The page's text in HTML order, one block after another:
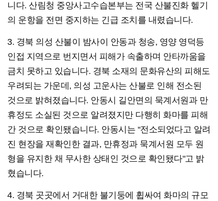
니다. 산림청 중앙사고수습본부는 전국 산불진화 헬기
의 운항을 전면 중지하는 긴급 조치를 내렸습니다.
3. 경북 의성 산불이 밤사이 안동과 청송, 영양 영덕등
인접 지역으로 번지면서 피해가 속출하며 안타까움을
금치 못하고 있습니다. 경북 소재의 문화유산의 피해도
우려되는 가운데, 의성 고운사는 산불로 인해 전소된
것으로 밝혀졌습니다. 안동시 길안면의 묵계서원과 만
휴정도 소실된 것으로 알려졌지만 다행히 화마를 피해
간 것으로 확인됐습니다. 안동시는 “전소되었다고 알려
진 현장을 재확인한 결과, 만휴정과 묵계서원 모두 원
형을 유지한 채 무사한 상태인 것으로 확인됐다"고 밝
혔습니다.
4. 경북 곳곳에서 거대한 불기둥에 휩싸여 화마의 규모